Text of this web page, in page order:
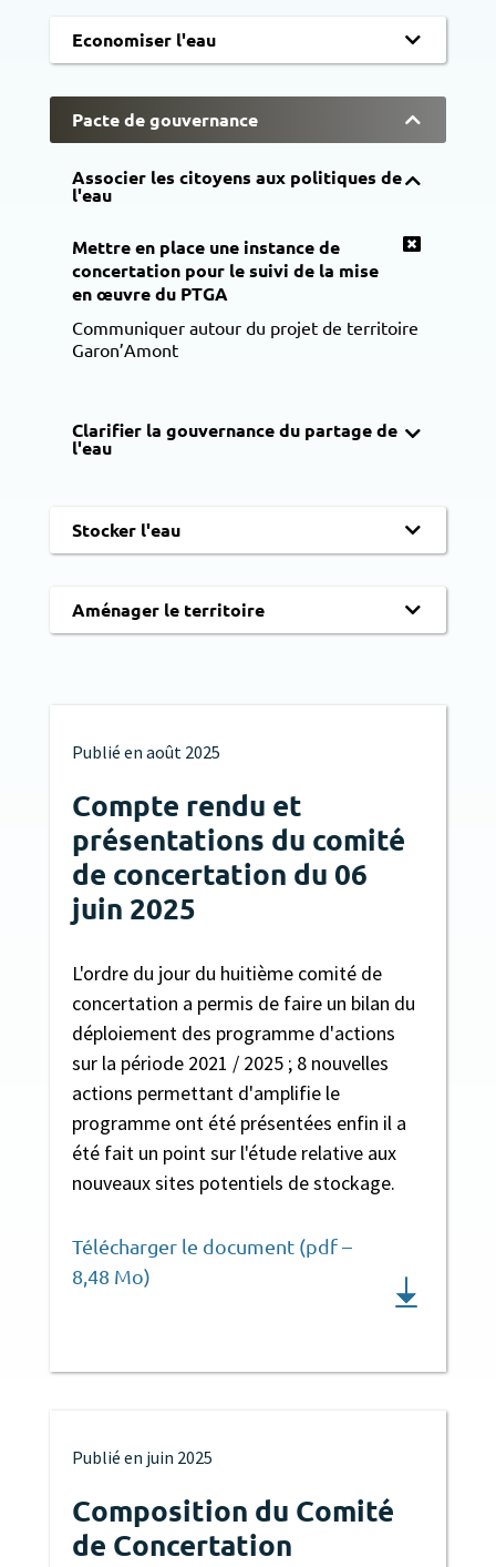
Economiser l'eau
Pacte de gouvernance
Associer les citoyens aux politiques de
l'eau
Mettre en place une instance de
concertation pour le suivi de la mise
en œuvre du PTGA
Communiquer autour du projet de territoire
Garon’Amont
Clarifier la gouvernance du partage de
l'eau
Stocker l'eau
Aménager le territoire
Publié en août 2025
Compte rendu et
présentations du comité
de concertation du 06
juin 2025
L'ordre du jour du huitième comité de
concertation a permis de faire un bilan du
déploiement des programme d'actions
sur la période 2021 / 2025 ; 8 nouvelles
actions permettant d'amplifie le
programme ont été présentées enfin il a
été fait un point sur l'étude relative aux
nouveaux sites potentiels de stockage.
Télécharger le document (pdf –
8,48 Mo)
Publié en juin 2025
Composition du Comité
de Concertation